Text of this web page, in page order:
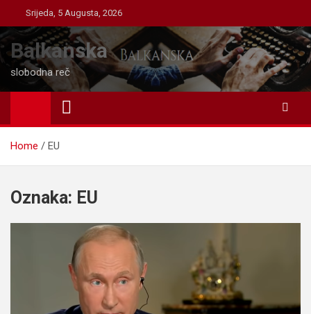
to
content
Srijeda, 5 Augusta, 2026
Balkanska
slobodna reč
Home EU
Oznaka: EU